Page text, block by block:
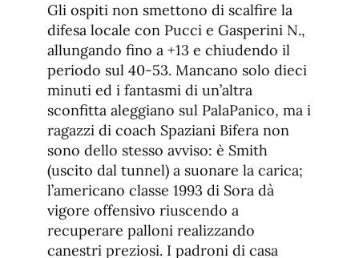
Gli ospiti non smettono di scalfire la
difesa locale con Pucci e Gasperini N.,
allungando fino a +13 e chiudendo il
periodo sul 40-53. Mancano solo dieci
minuti ed i fantasmi di un’altra
sconfitta aleggiano sul PalaPanico, ma i
ragazzi di coach Spaziani Bifera non
sono dello stesso avviso: è Smith
(uscito dal tunnel) a suonare la carica;
l’americano classe 1993 di Sora dà
vigore offensivo riuscendo a
recuperare palloni realizzando
canestri preziosi. I padroni di casa